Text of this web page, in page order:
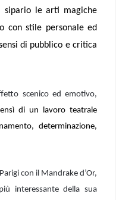
sipario le arti magiche
con stile personale ed
di pubblico ecritica
scenico ed emotivo,
di un lavoro teatrale
determinazione,
con il Mandrake d’Or,
interessante della sua